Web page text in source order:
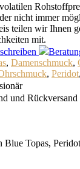
nicht immer
teilen wir Ihnen
mit.
schreiben
, Damenschmuck,
, Peridot,
und Rückversand
Blue Topas,